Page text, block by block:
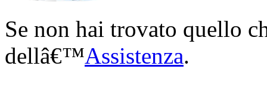
Se non hai trovato quello
dellâ€™Assistenza.